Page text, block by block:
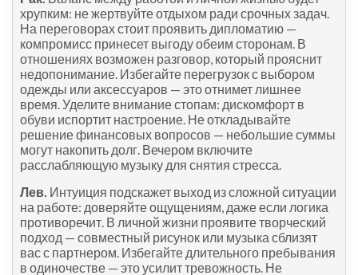
хрупким: не жертвуйте отдыхом ради срочных задач.
На переговорах стоит проявить дипломатию —
компромисс принесет выгоду обеим сторонам. В
отношениях возможен разговор, который прояснит
недопонимание. Избегайте перегрузок с выбором
одежды или аксессуаров — это отнимет лишнее
время. Уделите внимание стопам: дискомфорт в
обуви испортит настроение. Не откладывайте
решение финансовых вопросов — небольшие суммы
могут накопить долг. Вечером включите
расслабляющую музыку для снятия стресса.
Лев. Интуиция подскажет выход из сложной ситуации
на работе: доверяйте ощущениям, даже если логика
противоречит. В личной жизни проявите творческий
подход — совместный рисунок или музыка сблизят
вас с партнером. Избегайте длительного пребывания
в одиночестве — это усилит тревожность. Не